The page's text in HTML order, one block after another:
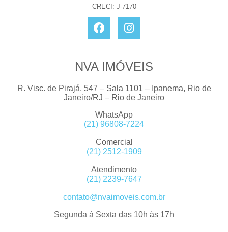
CRECI: J-7170
NVA IMÓVEIS
R. Visc. de Pirajá, 547 – Sala 1101 – Ipanema, Rio de
Janeiro/RJ – Rio de Janeiro
WhatsApp
(21) 96808-7224
Comercial
(21) 2512-1909
Atendimento
(21) 2239-7647
contato@nvaimoveis.com.br
Segunda à Sexta das 10h às 17h